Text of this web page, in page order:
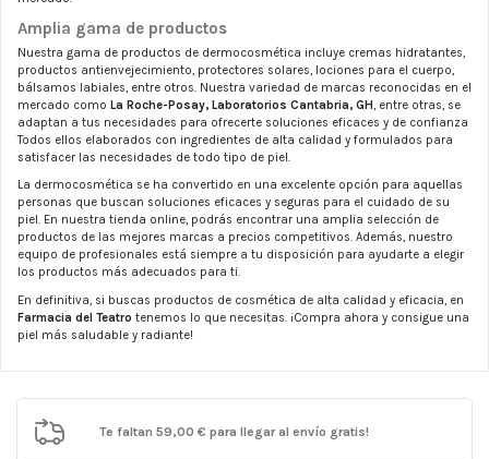
Amplia gama de productos
Nuestra gama de productos de dermocosmética incluye cremas hidratantes,
productos antienvejecimiento, protectores solares, lociones para el cuerpo,
bálsamos labiales, entre otros. Nuestra variedad de marcas reconocidas en el
mercado como La Roche-Posay, Laboratorios Cantabria, GH , entre otras, se
adaptan a tus necesidades para ofrecerte soluciones eficaces y de confianza
Todos ellos elaborados con ingredientes de alta calidad y formulados para
satisfacer las necesidades de todo tipo de piel.
La dermocosmética se ha convertido en una excelente opción para aquellas
personas que buscan soluciones eficaces y seguras para el cuidado de su
piel. En nuestra tienda online, podrás encontrar una amplia selección de
productos de las mejores marcas a precios competitivos. Además, nuestro
equipo de profesionales está siempre a tu disposición para ayudarte a elegir
los productos más adecuados para ti.
En definitiva, si buscas productos de cosmética de alta calidad y eficacia, en
Farmacia del Teatro tenemos lo que necesitas. ¡Compra ahora y consigue una
piel más saludable y radiante!
Te faltan 59,00 € para llegar al envío gratis!